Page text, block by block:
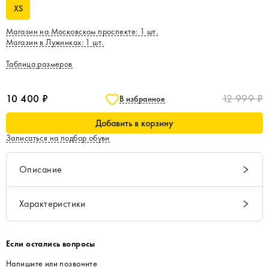
XS
Магазин на Московском проспекте: 1 шт.
Магазин в Лужниках: 1 шт.
Таблица размеров
10 400 ₽ В избранное 12 999 ₽
Добавить в корзину
Записаться на подбор обуви
Описание
Характеристики
Если остались вопросы
Напишите или позвоните